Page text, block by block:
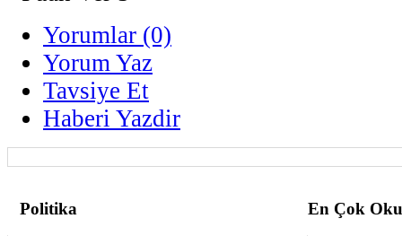
Yorumlar (0)
Yorum Yaz
Tavsiye Et
Haberi Yazdir
Politika En Çok